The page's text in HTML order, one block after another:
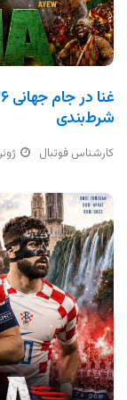
شرط‌بندی
کارشناس فوتبال ژوئن 11,